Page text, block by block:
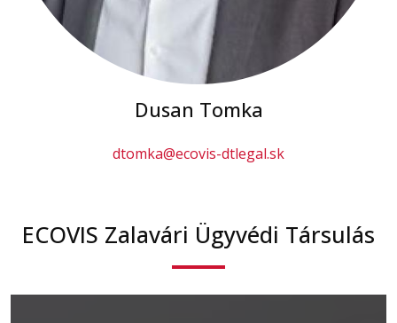
Dusan Tomka
dtomka@ecovis-dtlegal.sk
ECOVIS Zalavári Ügyvédi Társulás